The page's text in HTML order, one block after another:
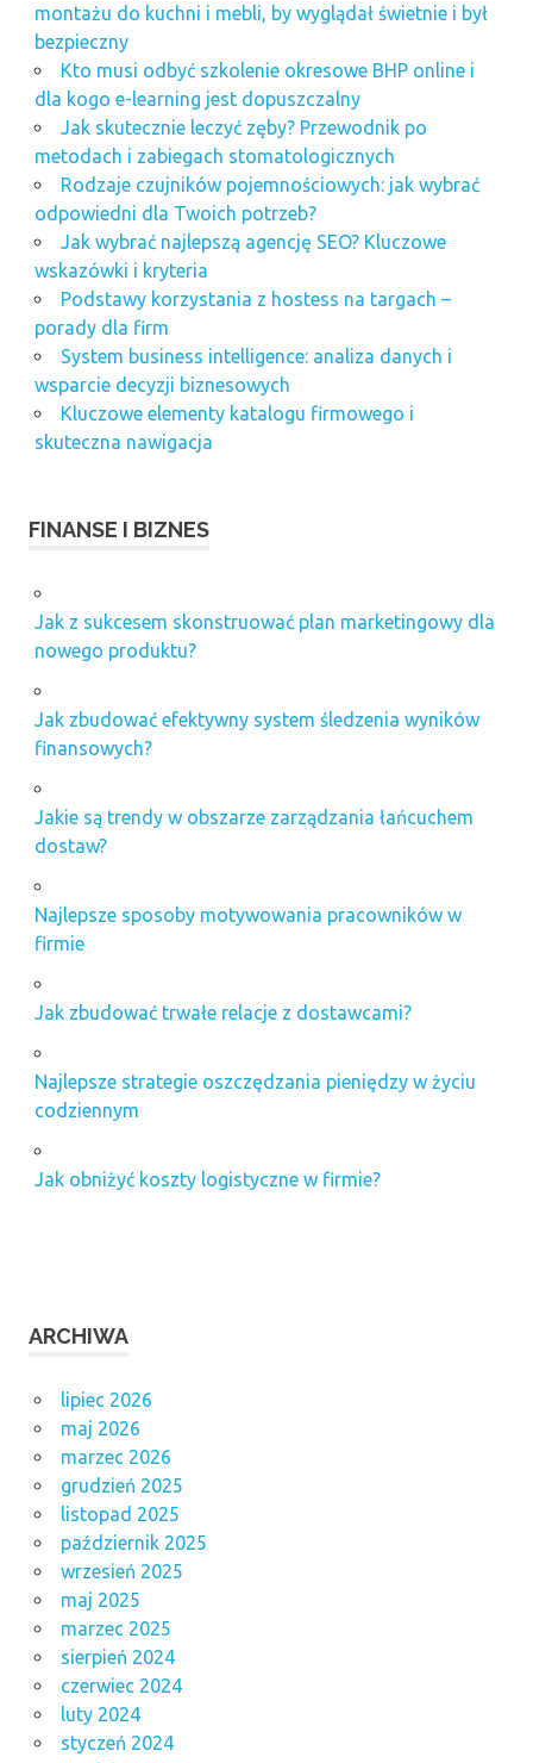
montażu do kuchni i mebli, by wyglądał świetnie i był
bezpieczny
Kto musi odbyć szkolenie okresowe BHP online i
dla kogo e-learning jest dopuszczalny
Jak skutecznie leczyć zęby? Przewodnik po
metodach i zabiegach stomatologicznych
Rodzaje czujników pojemnościowych: jak wybrać
odpowiedni dla Twoich potrzeb?
Jak wybrać najlepszą agencję SEO? Kluczowe
wskazówki i kryteria
Podstawy korzystania z hostess na targach –
porady dla firm
System business intelligence: analiza danych i
wsparcie decyzji biznesowych
Kluczowe elementy katalogu firmowego i
skuteczna nawigacja
FINANSE I BIZNES
Jak z sukcesem skonstruować plan marketingowy dla
nowego produktu?
Jak zbudować efektywny system śledzenia wyników
finansowych?
Jakie są trendy w obszarze zarządzania łańcuchem
dostaw?
Najlepsze sposoby motywowania pracowników w
firmie
Jak zbudować trwałe relacje z dostawcami?
Najlepsze strategie oszczędzania pieniędzy w życiu
codziennym
Jak obniżyć koszty logistyczne w firmie?
ARCHIWA
lipiec 2026
maj 2026
marzec 2026
grudzień 2025
listopad 2025
październik 2025
wrzesień 2025
maj 2025
marzec 2025
sierpień 2024
czerwiec 2024
luty 2024
styczeń 2024